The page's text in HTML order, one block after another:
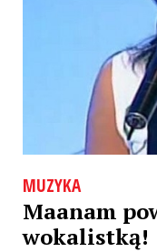
MUZYKA
Maanam
wokalistką!